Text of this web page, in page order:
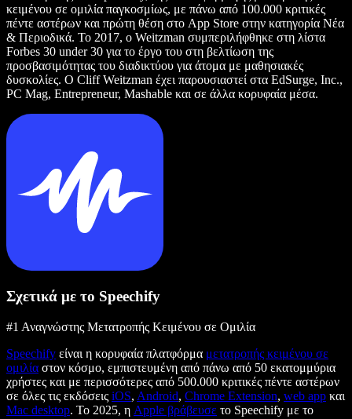
κειμένου σε ομιλία παγκοσμίως, με πάνω από 100.000 κριτικές
πέντε αστέρων και πρώτη θέση στο App Store στην κατηγορία Νέα
& Περιοδικά. Το 2017, ο Weitzman συμπεριλήφθηκε στη λίστα
Forbes 30 under 30 για το έργο του στη βελτίωση της
προσβασιμότητας του διαδικτύου για άτομα με μαθησιακές
δυσκολίες. Ο Cliff Weitzman έχει παρουσιαστεί στα EdSurge, Inc.,
PC Mag, Entrepreneur, Mashable και σε άλλα κορυφαία μέσα.
Σχετικά με το Speechify
#1 Αναγνώστης Μετατροπής Κειμένου σε Ομιλία
Speechify είναι η κορυφαία πλατφόρμα μετατροπής κειμένου σε
ομιλία στον κόσμο, εμπιστευμένη από πάνω από 50 εκατομμύρια
χρήστες και με περισσότερες από 500.000 κριτικές πέντε αστέρων
σε όλες τις εκδόσεις iOS, Android, Chrome Extension, web app και
Mac desktop. Το 2025, η Apple βράβευσε το Speechify με το